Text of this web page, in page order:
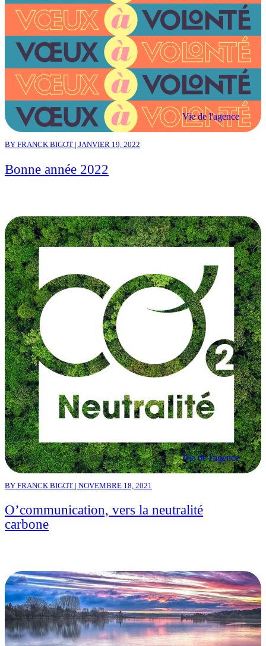
Vie de l'agence
BY FRANCK BIGOT | JANVIER 19, 2022
Bonne année 2022
Vie de l'agence
BY FRANCK BIGOT | NOVEMBRE 18, 2021
O’communication, vers la neutralité
carbone